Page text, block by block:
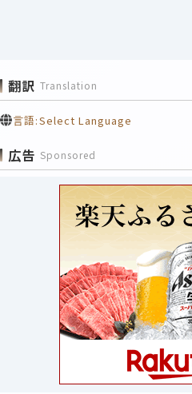
翻訳 Translation
言語:Select Language
広告 Sponsored